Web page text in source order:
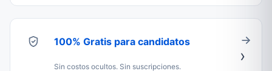
100% Gratis para candidatos
Sin costos ocultos. Sin suscripciones.